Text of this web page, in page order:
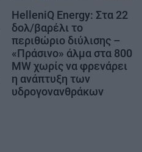
HelleniQ Energy: Στα 22
δολ/βαρέλι το
περιθώριο διύλισης –
«Πράσινο» άλμα στα 800
MW χωρίς να φρενάρει
η ανάπτυξη των
υδρογονανθράκων